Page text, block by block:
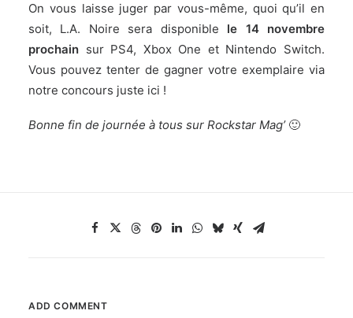
On vous laisse juger par vous-même, quoi qu’il en
soit, L.A. Noire sera disponible le 14 novembre
prochain sur PS4, Xbox One et Nintendo Switch.
Vous pouvez tenter de gagner votre exemplaire via
notre concours juste ici !
Bonne fin de journée à tous sur Rockstar Mag’🙂
ADD COMMENT